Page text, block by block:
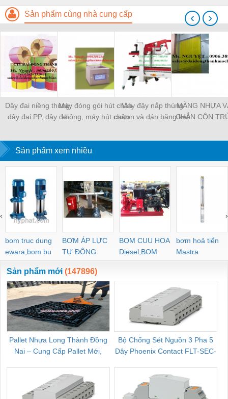
Sản phẩm cùng nhà cung cấp
Dây đai niềng thùng,
dây đai PP, dây đai
Máy đóng gói hút chân
không, máy hút chân
Máy đậy nắp thùng
carton và dán băng keo
MÀNG NHỰA
CHẮN CÔN
KHO LẠNH,
‹ ›
Sản phẩm xem nhiều
bom truc dung
ewara,bom bu
ewara
BƠM ÁP LỰC
TỰ ĐỘNG
BOM CUU HOA
Diesel,BOM
CHUA CHAY
bơm hoả tiển
Mastra
‹ ›
Sản phẩm mới (147896)
Pallet Nhựa Long Thành Đồng
Nai – Cung Cấp Pallet Mới,
Bộ Chống Sét Nguồn 3 Pha 5
Dây Phoenix Contact FLT-SEC-